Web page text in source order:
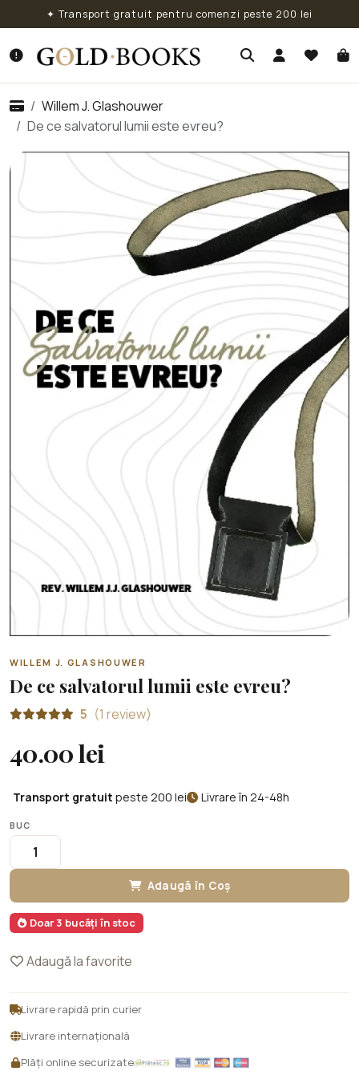
✦ Transport gratuit pentru comenzi peste 200 lei
Willem J. Glashouwer
De ce salvatorul lumii este evreu?
WILLEM J. GLASHOUWER
De ce salvatorul lumii este evreu?
5 (1 review)
40.00 lei
Transport gratuit peste 200 lei Livrare în 24-48h
BUC
Adaugă în Coș
Doar 3 bucăți în stoc
Adaugă la favorite
Livrare rapidă prin curier
Livrare internațională
Plăți online securizate